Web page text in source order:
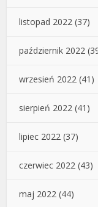
listopad 2022 (37)
październik 2022
wrzesień 2022 (41)
sierpień 2022 (41)
lipiec 2022 (37)
czerwiec 2022 (43)
maj 2022 (44)